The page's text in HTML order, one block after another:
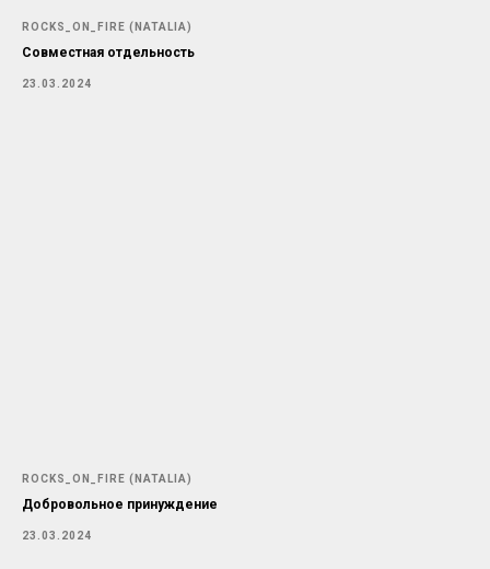
ROCKS_ON_FIRE (NATALIA)
Совместная отдельность
23.03.2024
ROCKS_ON_FIRE (NATALIA)
Добровольное принуждение
23.03.2024